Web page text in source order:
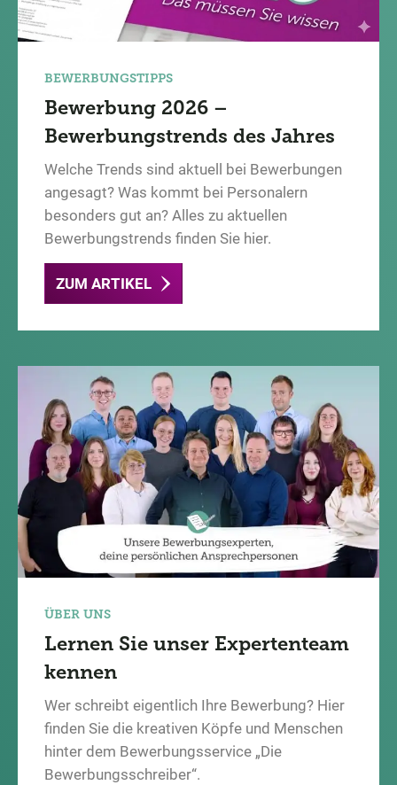
BEWERBUNGSTIPPS
Bewerbung 2026 –
Bewerbungstrends des Jahres
Welche Trends sind aktuell bei Bewerbungen
angesagt? Was kommt bei Personalern
besonders gut an? Alles zu aktuellen
Bewerbungstrends finden Sie hier.
ZUM ARTIKEL
ÜBER UNS
Lernen Sie unser Expertenteam
kennen
Wer schreibt eigentlich Ihre Bewerbung? Hier
finden Sie die kreativen Köpfe und Menschen
hinter dem Bewerbungsservice „Die
Bewerbungsschreiber“.